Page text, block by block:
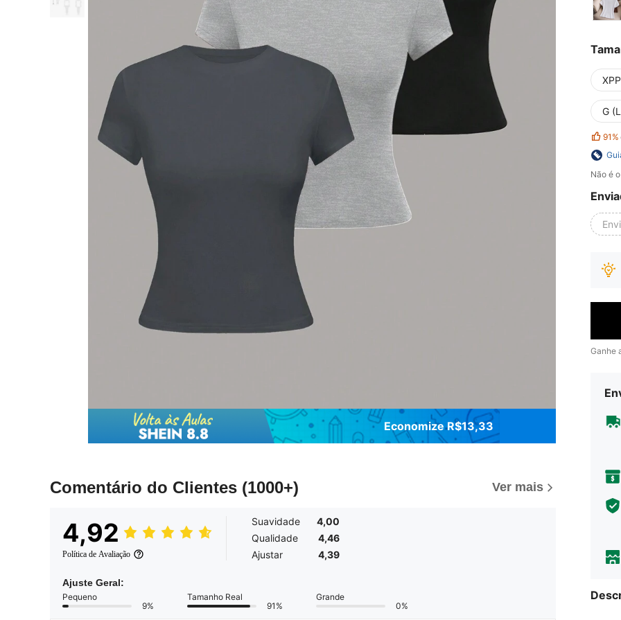
Economize R$13,33
Comentário do Clientes (1000+) Ver mais
4,92
Política de Avaliação
Suavidade
4,00
Qualidade
4,46
Ajustar
4,39
Ajuste Geral:
Pequeno
9%
Tamanho Real
91%
Grande
0%
G
91%
Não é
Ganhe